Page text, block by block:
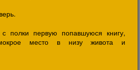
полки первую попавшуюся книгу,
место в низу живота и